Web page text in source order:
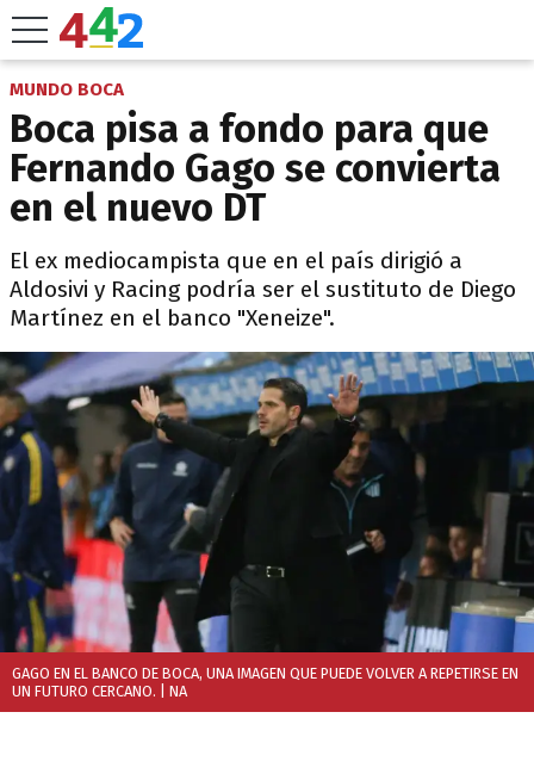
MUNDO BOCA
Boca pisa a fondo para que
Fernando Gago se convierta
en el nuevo DT
El ex mediocampista que en el país dirigió a
Aldosivi y Racing podría ser el sustituto de Diego
Martínez en el banco "Xeneize".
GAGO EN EL BANCO DE BOCA, UNA IMAGEN QUE PUEDE VOLVER A REPETIRSE EN
UN FUTURO CERCANO. | NA